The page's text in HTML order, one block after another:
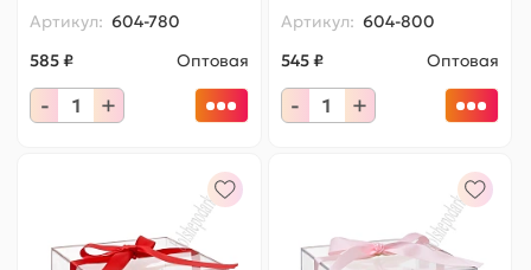
Артикул: 604-780
585 ₽
Оптовая
- +
Артикул: 604-800
545 ₽
Оптовая
- +